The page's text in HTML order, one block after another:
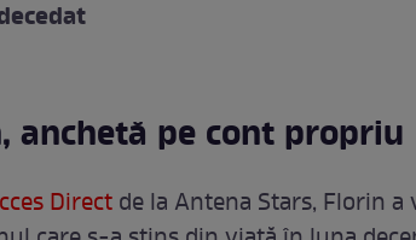
anchetă pe cont propriu
Directde la Antena Stars, Florin